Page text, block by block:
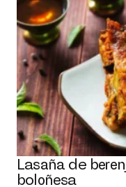
Lasaña de
boloñesa